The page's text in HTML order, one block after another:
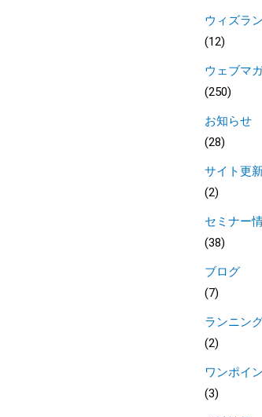
ウィズラ
(12)
ウェブマ
(250)
お知らせ
(28)
サイト更
(2)
セミナー
(38)
ブログ
(7)
ランニン
(2)
ワンポイ
(3)